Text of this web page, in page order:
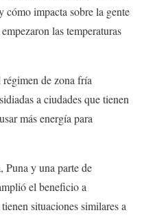
impacta sobre la gente
las temperaturas
de zona fría
a ciudades que tienen
más energía para
y una parte de
el beneficio a
situaciones similares a